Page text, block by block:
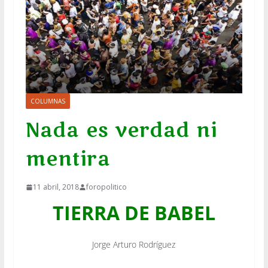
COLUMNAS
Nada es verdad ni
mentira
11 abril, 2018 foropolitico
TIERRA DE BABEL
Jorge Arturo Rodríguez